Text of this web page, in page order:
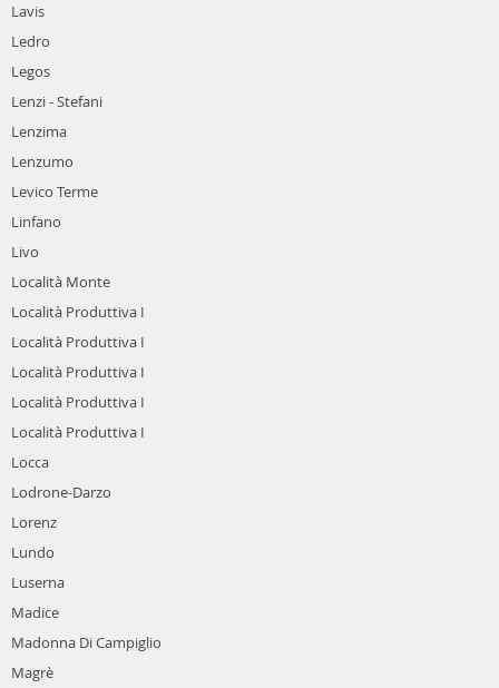
Lavis
Ledro
Legos
Lenzi - Stefani
Lenzima
Lenzumo
Levico Terme
Linfano
Livo
Località Monte
Località Produttiva I
Località Produttiva I
Località Produttiva I
Località Produttiva I
Località Produttiva I
Locca
Lodrone-Darzo
Lorenz
Lundo
Luserna
Madice
Madonna Di Campiglio
Magrè